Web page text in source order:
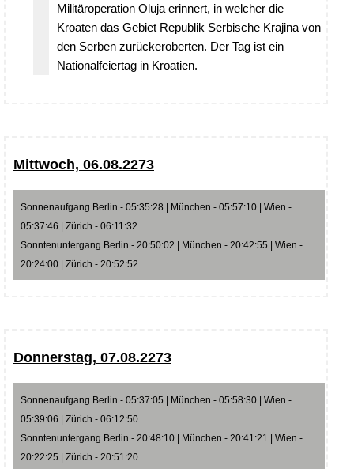
Militäroperation Oluja erinnert, in welcher die
Kroaten das Gebiet Republik Serbische Krajina von
den Serben zurückeroberten. Der Tag ist ein
Nationalfeiertag in Kroatien.
Mittwoch, 06.08.2273
Sonnenaufgang Berlin - 05:35:28 | München - 05:57:10 | Wien -
05:37:46 | Zürich - 06:11:32
Sonntenuntergang Berlin - 20:50:02 | München - 20:42:55 | Wien -
20:24:00 | Zürich - 20:52:52
Donnerstag, 07.08.2273
Sonnenaufgang Berlin - 05:37:05 | München - 05:58:30 | Wien -
05:39:06 | Zürich - 06:12:50
Sonntenuntergang Berlin - 20:48:10 | München - 20:41:21 | Wien -
20:22:25 | Zürich - 20:51:20